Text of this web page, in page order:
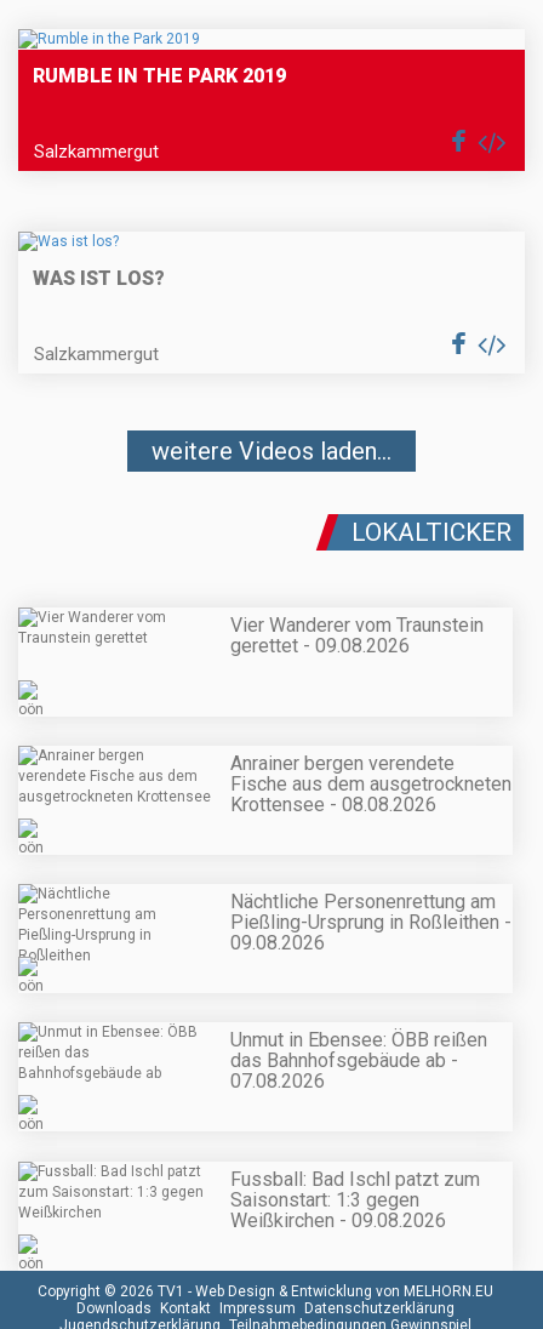
RUMBLE IN THE PARK 2019
Salzkammergut
WAS IST LOS?
Salzkammergut
weitere Videos laden...
LOKALTICKER
Vier Wanderer vom Traunstein
gerettet - 09.08.2026
Anrainer bergen verendete
Fische aus dem ausgetrockneten
Krottensee - 08.08.2026
Nächtliche Personenrettung am
Pießling-Ursprung in Roßleithen -
09.08.2026
Unmut in Ebensee: ÖBB reißen
das Bahnhofsgebäude ab -
07.08.2026
Fussball: Bad Ischl patzt zum
Saisonstart: 1:3 gegen
Weißkirchen - 09.08.2026
Copyright © 2026 TV1 - Web Design & Entwicklung von MELHORN.EU
Downloads Kontakt Impressum Datenschutzerklärung
Jugendschutzerklärung Teilnahmebedingungen Gewinnspiel